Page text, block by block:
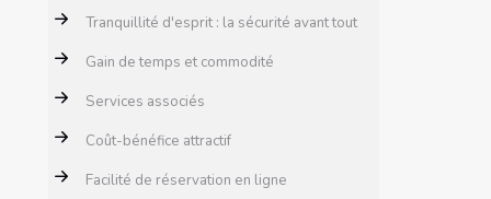
Tranquillité d'esprit : la sécurité avant tout
Gain de temps et commodité
Services associés
Coût-bénéfice attractif
Facilité de réservation en ligne